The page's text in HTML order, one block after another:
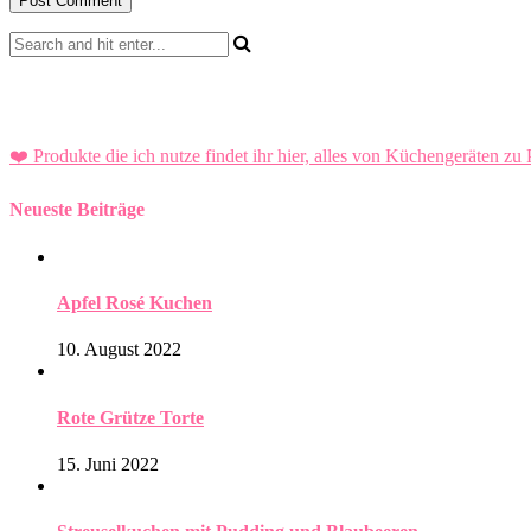
❤️ Produkte die ich nutze findet ihr hier, alles von Küchengeräten zu
Neueste Beiträge
Apfel Rosé Kuchen
10. August 2022
Rote Grütze Torte
15. Juni 2022